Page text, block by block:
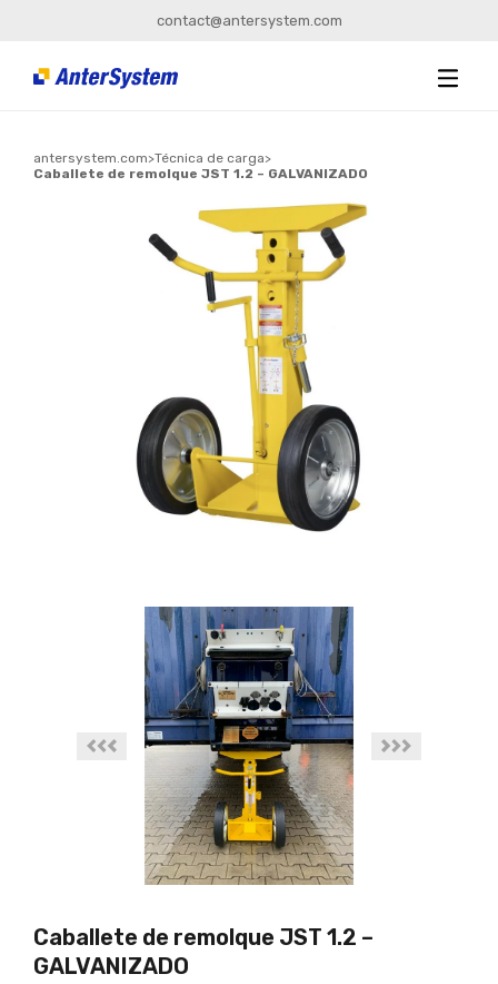
contact@antersystem.com
antersystem.com>Técnica de carga>
Caballete de remolque JST 1.2 – GALVANIZADO
Caballete de remolque JST 1.2 –
GALVANIZADO